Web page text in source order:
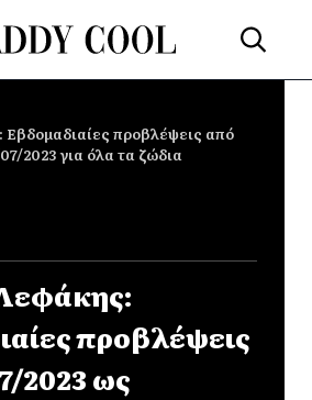
προβλέψεις από
2023 για όλα τα ζώδια
προβλέψεις
2023 ως